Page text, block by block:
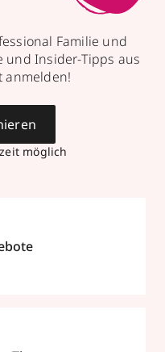
Familie und
und Insider-Tipps aus
anmelden!
möglich